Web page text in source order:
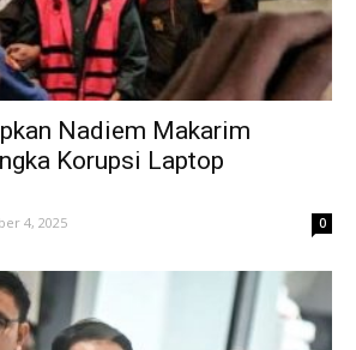
Nadiem Makarim
Korupsi Laptop
4, 2025 0